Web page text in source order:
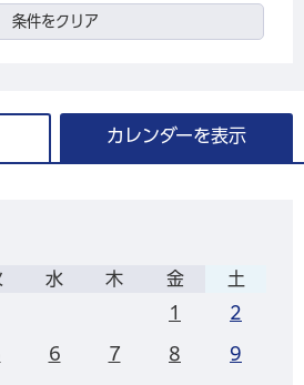
条件をクリア
カレンダーを表示
水 木 金
土
1
2
6 7 8 9